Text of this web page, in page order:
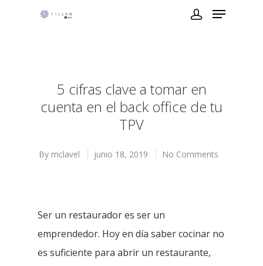
5 cifras clave a tomar en
cuenta en el back office de tu
TPV
By mclavel junio 18, 2019 No Comments
Ser un restaurador es ser un
emprendedor. Hoy en día saber cocinar no
es suficiente para abrir un restaurante,